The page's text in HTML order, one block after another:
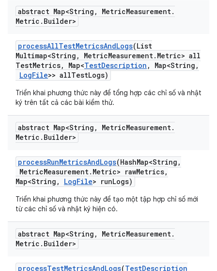
abstract Map<String , MetricMeasurement.
Metric . Builder>
processAllTestMetricsAndLogs(List
Multimap<String , MetricMeasurement. Metric> all
TestMetrics, Map<TestDescription , Map<String ,
LogFile>> allTestLogs)
Triển khai phương thức này để tổng hợp các chỉ số và nhật
ký trên tất cả các bài kiểm thử.
abstract Map<String , MetricMeasurement.
Metric . Builder>
processRunMetricsAndLogs(HashMap<String ,
MetricMeasurement. Metric> rawMetrics,
Map<String , LogFile> runLogs)
Triển khai phương thức này để tạo một tập hợp chỉ số mới
từ các chỉ số và nhật ký hiện có.
abstract Map<String , MetricMeasurement.
Metric . Builder>
processTestMetricsAndLogs(TestDescription